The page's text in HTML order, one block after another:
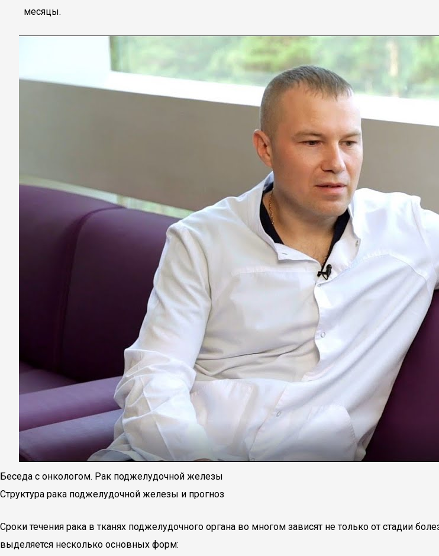
месяцы.
Беседа с онкологом. Рак поджелудочной железы
Структура рака поджелудочной железы и прогноз
Сроки течения рака в тканях поджелудочного органа во многом зависят не только от стадии
выделяется несколько основных форм: